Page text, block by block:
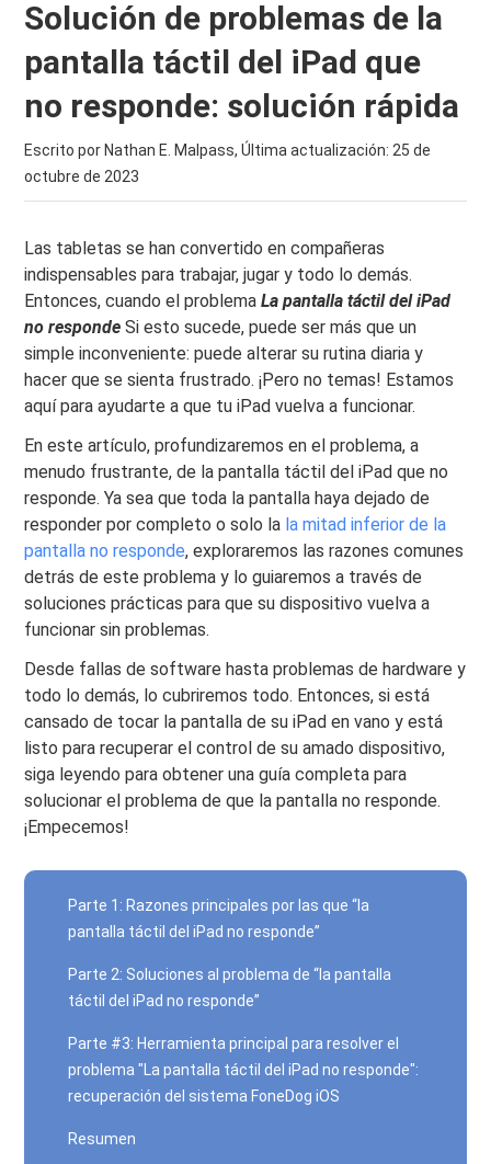
Solución de problemas de la
pantalla táctil del iPad que
no responde: solución rápida
Escrito por Nathan E. Malpass, Última actualización: 25 de
octubre de 2023
Las tabletas se han convertido en compañeras
indispensables para trabajar, jugar y todo lo demás.
Entonces, cuando el problemaLa pantalla táctil del iPad
no responde Si esto sucede, puede ser más que un
simple inconveniente: puede alterar su rutina diaria y
hacer que se sienta frustrado. ¡Pero no temas! Estamos
aquí para ayudarte a que tu iPad vuelva a funcionar.
En este artículo, profundizaremos en el problema, a
menudo frustrante, de la pantalla táctil del iPad que no
responde. Ya sea que toda la pantalla haya dejado de
responder por completo o solo la la mitad inferior de la
pantalla no responde, exploraremos las razones comunes
detrás de este problema y lo guiaremos a través de
soluciones prácticas para que su dispositivo vuelva a
funcionar sin problemas.
Desde fallas de software hasta problemas de hardware y
todo lo demás, lo cubriremos todo. Entonces, si está
cansado de tocar la pantalla de su iPad en vano y está
listo para recuperar el control de su amado dispositivo,
siga leyendo para obtener una guía completa para
solucionar el problema de que la pantalla no responde.
¡Empecemos!
Parte 1: Razones principales por las que “la
pantalla táctil del iPad no responde”
Parte 2: Soluciones al problema de “la pantalla
táctil del iPad no responde”
Parte #3: Herramienta principal para resolver el
problema "La pantalla táctil del iPad no responde":
recuperación del sistema FoneDog iOS
Resumen